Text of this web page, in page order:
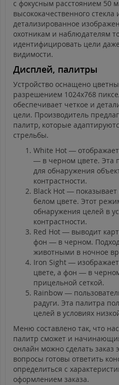
с фокусным расстоянием 50
высококачественного
детализированное
охотникам и наблюдателям
идентифицировать цели
видимости.
Дисплей, палитры
Устройство оснащено
разрешением 1024x768
обеспечивает четкое и
цели. Производитель
палитр, которые
стрельбы.
White Hot —
— в черном цвете. Эта
для обнаружения
контрастности.
Black Hot —
белом цвете. Этот
обнаружения целей в
контрастности.
Red Hot — выводит
фон — в черном.
животными в ночное
Iron Sight —
цвете, а фон — в
прицельной сеткой.
Rainbow —
радуги. Эта палитра
целей в условиях
Меню составлено так, что
палитр сможет и
онлайн можно сделать заказ
вопросы готовы ответить
определиться с
оформлением заказа.